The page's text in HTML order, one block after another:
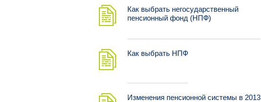
Как выбрать негосударственный
пенсионный фонд (НПФ)
Как выбрать НПФ
Изменения пенсионной системы в 2013